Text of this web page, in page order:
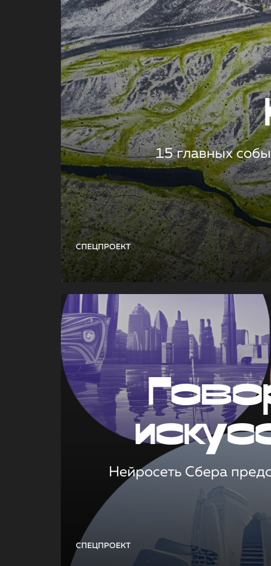
СПЕЦПРОЕКТ
15 главных
СПЕЦПРОЕКТ
Нейросеть Сбера